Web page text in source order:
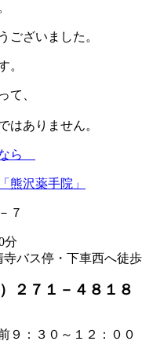
ざいました。
。
て、
ありません。
なら
薬手院」
・下車西へ徒歩
）２７１－４８１８
０～１２：００